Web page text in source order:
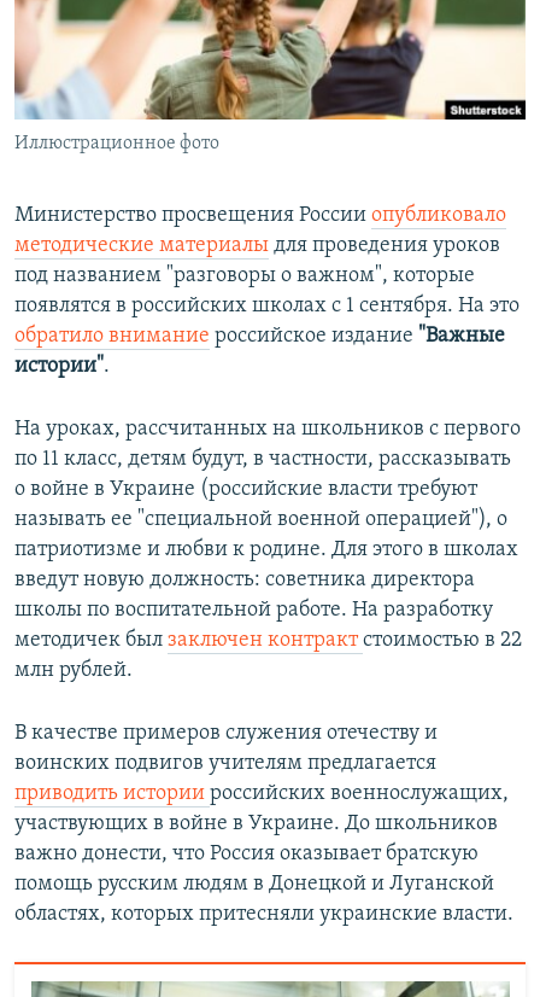
ПОБЕДИТЕЛЕЙ НЕ СУДЯТ?
КРЫМ.НЕПОКОРЕННЫЙ
УКРАИНСКАЯ ПРОБЛЕМА КРЫМА
ПРИСОЕДИНЯЙТЕСЬ!
Иллюстрационное фото
Министерство просвещения России опубликовало
методические материалы для проведения уроков
под названием "разговоры о важном", которые
появлятся в российских школах с 1 сентября. На это
обратило внимание российское издание "Важные
истории".
На уроках, рассчитанных на школьников с первого
по 11 класс, детям будут, в частности, рассказывать
о войне в Украине (российские власти требуют
называть ее "специальной военной операцией"), о
патриотизме и любви к родине. Для этого в школах
введут новую должность: советника директора
школы по воспитательной работе. На разработку
методичек был заключен контракт стоимостью в 22
млн рублей.
В качестве примеров служения отечеству и
воинских подвигов учителям предлагается
приводить истории российских военнослужащих,
участвующих в войне в Украине. До школьников
важно донести, что Россия оказывает братскую
помощь русским людям в Донецкой и Луганской
областях, которых притесняли украинские власти.